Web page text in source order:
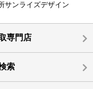
サンライズデザイン
専門店
索